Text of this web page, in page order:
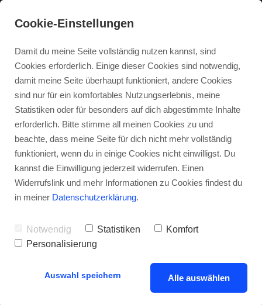
Cookie-Einstellungen
Damit du meine Seite vollständig nutzen kannst, sind
Cookies erforderlich. Einige dieser Cookies sind notwendig,
damit meine Seite überhaupt funktioniert, andere Cookies
sind nur für ein komfortables Nutzungserlebnis, meine
Statistiken oder für besonders auf dich abgestimmte Inhalte
erforderlich. Bitte stimme all meinen Cookies zu und
beachte, dass meine Seite für dich nicht mehr vollständig
funktioniert, wenn du in einige Cookies nicht einwilligst. Du
kannst die Einwilligung jederzeit widerrufen. Einen
Widerrufslink und mehr Informationen zu Cookies findest du
in meiner Datenschutzerklärung.
Notwendig Statistiken
Komfort
Personalisierung
Auswahl speichern Alle auswählen